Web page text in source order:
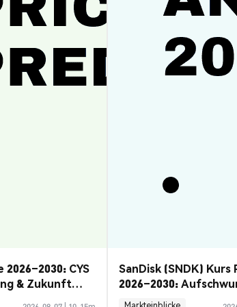
2026–2030: CYS
& Zukunft
SanDisk (SNDK) Kurs
2026–2030:
Rückzug?